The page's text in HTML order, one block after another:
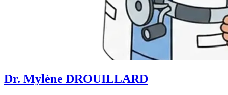
Dr. Mylène DROUILLARD